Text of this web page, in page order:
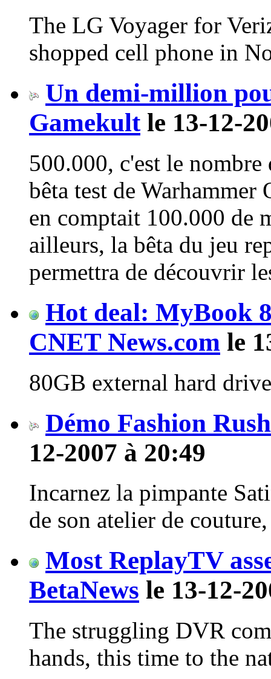
The LG Voyager for
shopped cell phone in
Un demi-million
Gamekultle 13-12-
500.000, c'est le
bêta test de
en comptait 100.000 de
ailleurs, la bêta du jeu
permettra de découvrir
Hot deal: MyBook
CNET News.com le
80GB external hard
Démo Fashion Rush
12-2007 à 20:49
Incarnez la pimpante
de son atelier de
Most ReplayTV
BetaNews le 13-12-
The struggling DVR
hands, this time to the